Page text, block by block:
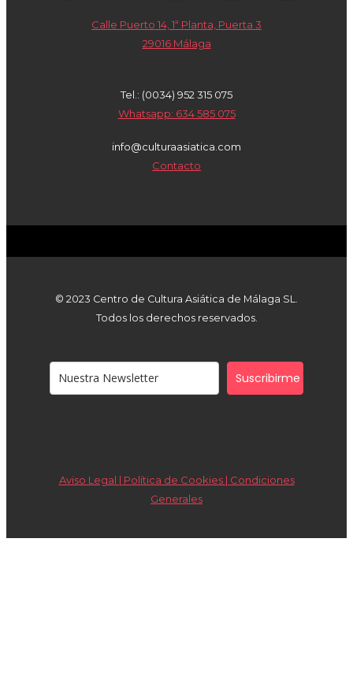
Calle Puerto 14, 1ª Planta, Puerta 3
29016 Málaga
Tel.: (0034) 952 315 075
Whatsapp: 634 585 075
info@culturaasiatica.com
Contacto
© 2023 Centro de Cultura Asiática de Málaga SL.
Todos los derechos reservados.
Suscribirme
Aviso Legal | Política de Cookies | Condiciones
Generales